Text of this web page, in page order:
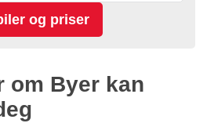
om Byer kan